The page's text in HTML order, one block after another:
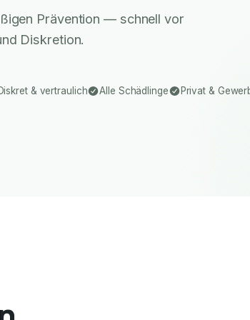
Prävention — schnell vor
Diskretion.
& vertraulich Alle Schädlinge Privat &